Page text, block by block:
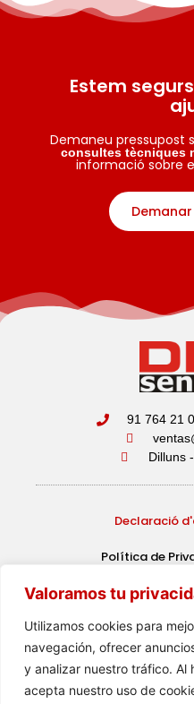
Valoramos tu
Utilizamos cookies para
navegación, ofrecer
y analizar nuestro tráfico. Al
acepta nuestro uso de
Estem
Demaneu pressupost
consultes tècniques
informació sobre
91 764 21
Dilluns
Declaració
Política de
DPF Sensors